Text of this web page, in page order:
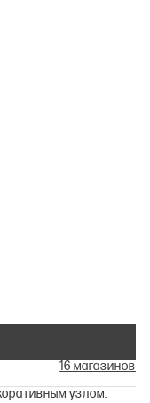
16 магазинов
узлом.